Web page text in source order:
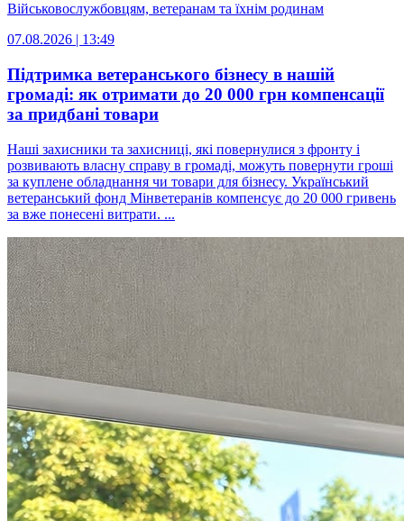
Військовослужбовцям, ветеранам та їхнім родинам
07.08.2026 | 13:49
Підтримка ветеранського бізнесу в нашій
громаді: як отримати до 20 000 грн компенсації
за придбані товари
Наші захисники та захисниці, які повернулися з фронту і
розвивають власну справу в громаді, можуть повернути гроші
за куплене обладнання чи товари для бізнесу. Український
ветеранський фонд Мінветеранів компенсує до 20 000 гривень
за вже понесені витрати. ...